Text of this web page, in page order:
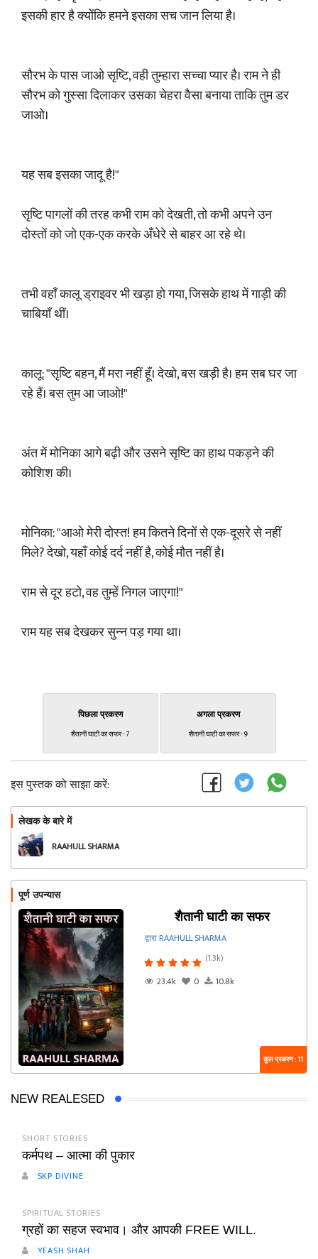
इसकी हार है क्योंकि हमने इसका सच जान लिया है।
सौरभ के पास जाओ सृष्टि, वही तुम्हारा सच्चा प्यार है। राम ने ही
सौरभ को गुस्सा दिलाकर उसका चेहरा वैसा बनाया ताकि तुम डर
जाओ।
यह सब इसका जादू है!"
सृष्टि पागलों की तरह कभी राम को देखती, तो कभी अपने उन
दोस्तों को जो एक-एक करके अँधेरे से बाहर आ रहे थे।
तभी वहाँ कालू ड्राइवर भी खड़ा हो गया, जिसके हाथ में गाड़ी की
चाबियाँ थीं।
कालू: "सृष्टि बहन, मैं मरा नहीं हूँ। देखो, बस खड़ी है। हम सब घर जा
रहे हैं। बस तुम आ जाओ!"
अंत में मोनिका आगे बढ़ी और उसने सृष्टि का हाथ पकड़ने की
कोशिश की।
मोनिका: "आओ मेरी दोस्त! हम कितने दिनों से एक-दूसरे से नहीं
मिले? देखो, यहाँ कोई दर्द नहीं है, कोई मौत नहीं है।
राम से दूर हटो, वह तुम्हें निगल जाएगा!"
राम यह सब देखकर सुन्न पड़ गया था।
पिछला प्रकरण
शैतानी घाटी का सफर - 7
अगला प्रकरण
शैतानी घाटी का सफर - 9
इस पुस्तक को साझा करें:
लेखक के बारे में
RAAHULL SHARMA
पूर्ण उपन्यास
शैतानी घाटी का सफर
द्वारा RAAHULL SHARMA
(1.3k)
23.4k
0 10.8k
कुल प्रकरण : 11
NEW REALESED
SHORT STORIES
कर्मपथ – आत्मा की पुकार
SKP DIVINE
SPIRITUAL STORIES
ग्रहों का सहज स्वभाव। और आपकी FREE WILL.
YEASH SHAH